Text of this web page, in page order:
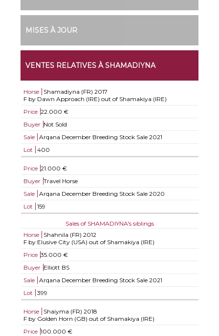
MISES À JOUR
VENTES RELATIVES À SHAMADIYNA
Horse Shamadiyna (FR) 2017
F by Dawn Approach (IRE) out of Shamakiya (IRE)
Price 22.000 €
Buyer Not Sold
Sale
Arqana December Breeding Stock Sale 2021
Lot
400
Price 21.000 €
Buyer Travel Horse
Sale
Arqana December Breeding Stock Sale 2020
Lot
159
Sales of SHAMADIYNA's siblings
Horse
Shahnila (FR) 2012
F by Elusive City (USA) out of Shamakiya (IRE)
Price 35.000 €
Buyer Elliott BS
Sale
Arqana December Breeding Stock Sale 2021
Lot
399
Horse Shaiyma (FR) 2018
F by Golden Horn (GB) out of Shamakiya (IRE)
Price 100.000 €